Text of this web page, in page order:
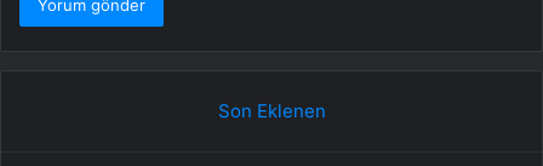
Son Eklenen